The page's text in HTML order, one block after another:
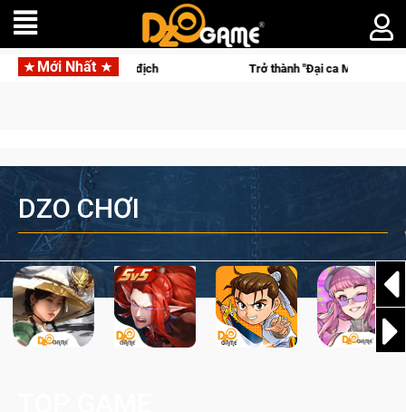
Mới Nhất
lên ngôi vô địch Trở thành "Đại ca Mèo" khuấy đảo
DZO CHƠI